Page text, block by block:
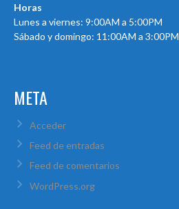
Horas
Lunes a viernes: 9:00AM a 5:00PM
Sábado y domingo: 11:00AM a 3:00PM
META
Acceder
Feed de entradas
Feed de comentarios
WordPress.org